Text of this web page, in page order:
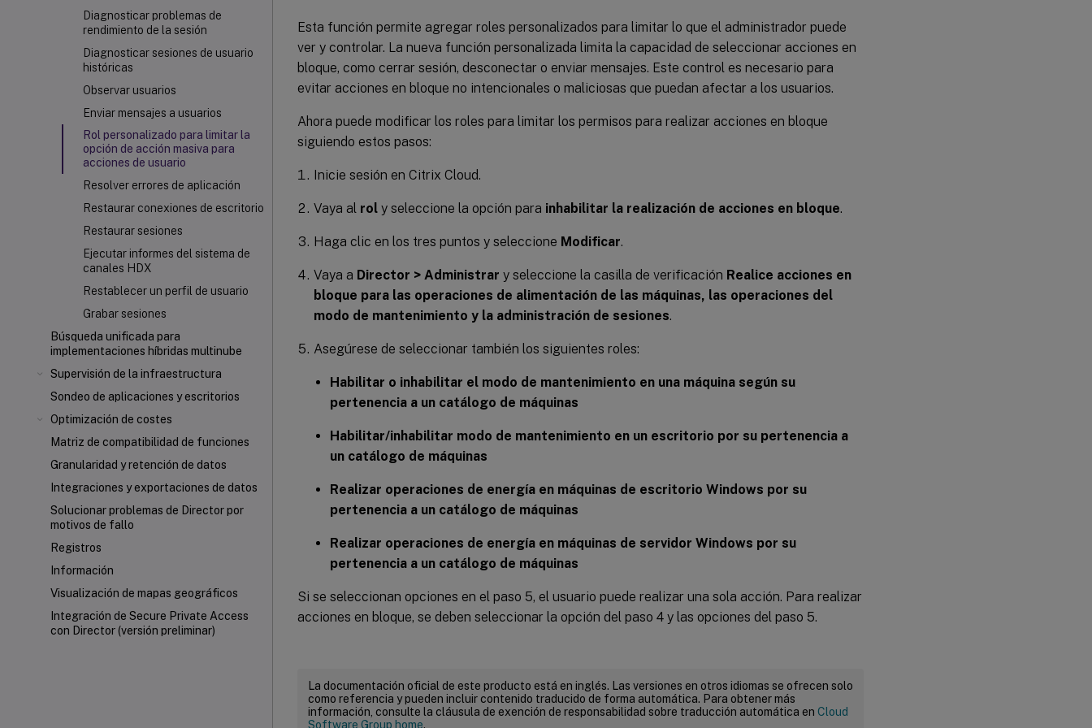
Diagnosticar problemas de
rendimiento de la sesión
Diagnosticar sesiones de usuario
históricas
Observar usuarios
Enviar mensajes a usuarios
Rol personalizado para limitar la
opción de acción masiva para
acciones de usuario
Resolver errores de aplicación
Restaurar conexiones de escritorio
Restaurar sesiones
Ejecutar informes del sistema de
canales HDX
Restablecer un perfil de usuario
Grabar sesiones
Búsqueda unificada para
implementaciones híbridas multinube
Supervisión de la infraestructura
Sondeo de aplicaciones y escritorios
Optimización de costes
Matriz de compatibilidad de funciones
Granularidad y retención de datos
Integraciones y exportaciones de datos
Solucionar problemas de Director por
motivos de fallo
Registros
Información
Visualización de mapas geográficos
Integración de Secure Private Access
con Director (versión preliminar)
Esta función permite agregar roles personalizados para limitar lo que el administrador puede
ver y controlar. La nueva función personalizada limita la capacidad de seleccionar acciones en
bloque, como cerrar sesión, desconectar o enviar mensajes. Este control es necesario para
evitar acciones en bloque no intencionales o maliciosas que puedan afectar a los usuarios.
Ahora puede modificar los roles para limitar los permisos para realizar acciones en bloque
siguiendo estos pasos:
Inicie sesión en Citrix Cloud.
Vaya al rol y seleccione la opción para inhabilitar la realización de acciones en bloque.
Haga clic en los tres puntos y seleccione Modificar.
Vaya a Director > Administrar y seleccione la casilla de verificación Realice acciones en
bloque para las operaciones de alimentación de las máquinas, las operaciones del
modo de mantenimiento y la administración de sesiones.
Asegúrese de seleccionar también los siguientes roles:
Habilitar o inhabilitar el modo de mantenimiento en una máquina según su
pertenencia a un catálogo de máquinas
Habilitar/inhabilitar modo de mantenimiento en un escritorio por su pertenencia a
un catálogo de máquinas
Realizar operaciones de energía en máquinas de escritorio Windows por su
pertenencia a un catálogo de máquinas
Realizar operaciones de energía en máquinas de servidor Windows por su
pertenencia a un catálogo de máquinas
Si se seleccionan opciones en el paso 5, el usuario puede realizar una sola acción. Para realizar
acciones en bloque, se deben seleccionar la opción del paso 4 y las opciones del paso 5.
La documentación oficial de este producto está en inglés. Las versiones en otros idiomas se ofrecen solo
como referencia y pueden incluir contenido traducido de forma automática. Para obtener más
información, consulte la cláusula de exención de responsabilidad sobre traducción automática en Cloud
Software Group home.